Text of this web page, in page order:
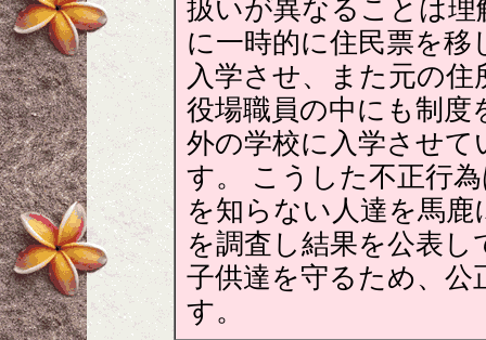
扱いが異なることは
に一時的に住民票を
入学させ、また元の
役場職員の中にも制度
外の学校に入学させ
す。 こうした不正行
を知らない人達を馬
を調査し結果を公表
子供達を守るため、公
す。